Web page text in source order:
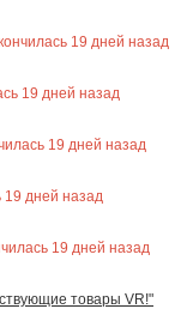
19 дней назад
19 дней назад
19 дней назад
19 дней назад
19 дней назад
товары VR!"